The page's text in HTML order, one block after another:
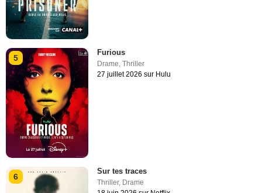
5
Furious
Drame,Thriller
27 juillet 2026 sur Hulu
6
Sur tes traces
Thriller, Drame